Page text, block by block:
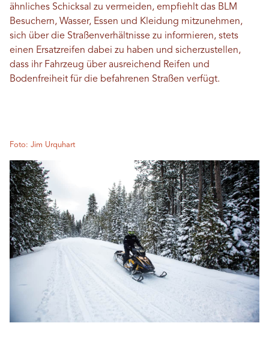
ähnliches Schicksal zu vermeiden, empfiehlt das BLM
Besuchern, Wasser, Essen und Kleidung mitzunehmen,
sich über die Straßenverhältnisse zu informieren, stets
einen Ersatzreifen dabei zu haben und sicherzustellen,
dass ihr Fahrzeug über ausreichend Reifen und
Bodenfreiheit für die befahrenen Straßen verfügt.
Foto: Jim Urquhart